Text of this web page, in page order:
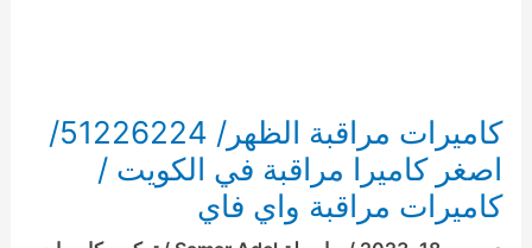
كاميرات مراقبة الظهر/ 51226224/
اصغر كاميرا مراقبة في الكويت /
كاميرات مراقبة واي فاي